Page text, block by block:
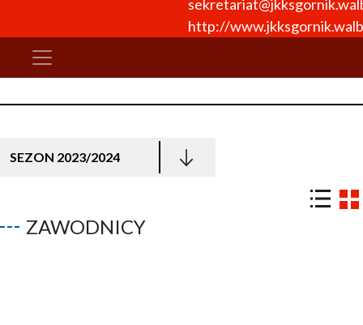
http://
SEZON 2023/2024
ZAWODNICY